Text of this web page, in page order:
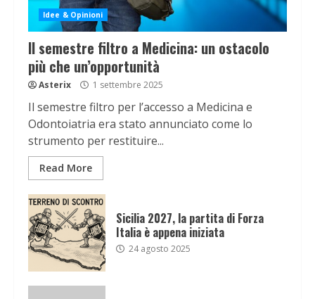
Idee & Opinioni
Il semestre filtro a Medicina: un ostacolo
più che un’opportunità
Asterix 1 settembre 2025
Il semestre filtro per l’accesso a Medicina e
Odontoiatria era stato annunciato come lo
strumento per restituire...
Read More
Sicilia 2027, la partita di Forza
Italia è appena iniziata
24 agosto 2025